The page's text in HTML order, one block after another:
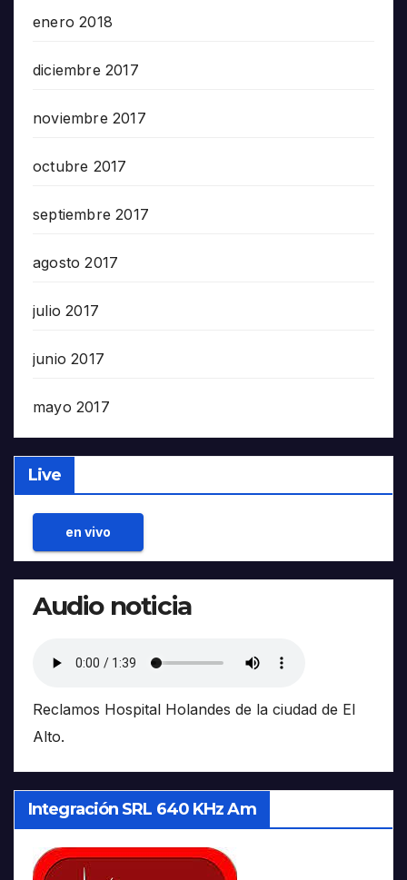
enero 2018
diciembre 2017
noviembre 2017
octubre 2017
septiembre 2017
agosto 2017
julio 2017
junio 2017
mayo 2017
Live
en vivo
Audio noticia
Reclamos Hospital Holandes de la ciudad de El
Alto.
Integración SRL 640 KHz Am